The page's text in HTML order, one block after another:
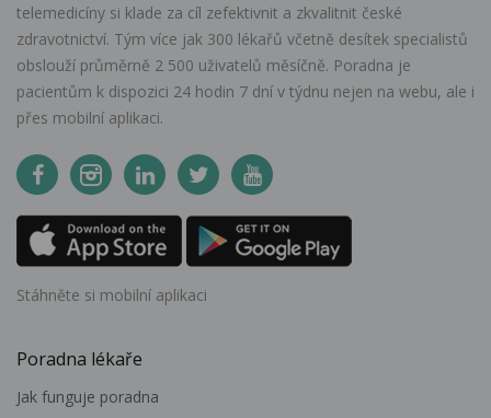
telemedicíny si klade za cíl zefektivnit a zkvalitnit české
zdravotnictví. Tým více jak 300 lékařů včetně desítek specialistů
obslouží průměrně 2 500 uživatelů měsíčně. Poradna je
pacientům k dispozici 24 hodin 7 dní v týdnu nejen na webu, ale i
přes mobilní aplikaci.
Stáhněte si mobilní aplikaci
Poradna lékaře
Jak funguje poradna